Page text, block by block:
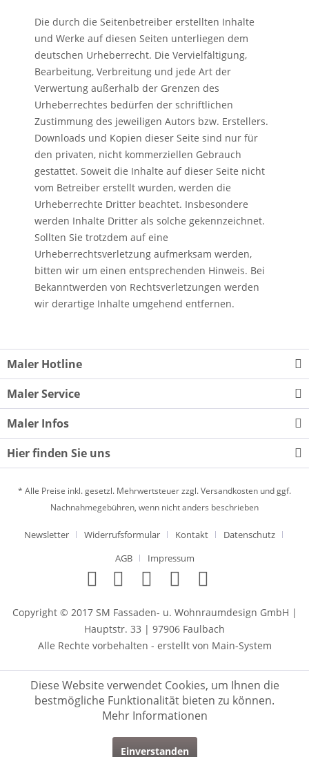
Die durch die Seitenbetreiber erstellten Inhalte
und Werke auf diesen Seiten unterliegen dem
deutschen Urheberrecht. Die Vervielfältigung,
Bearbeitung, Verbreitung und jede Art der
Verwertung außerhalb der Grenzen des
Urheberrechtes bedürfen der schriftlichen
Zustimmung des jeweiligen Autors bzw. Erstellers.
Downloads und Kopien dieser Seite sind nur für
den privaten, nicht kommerziellen Gebrauch
gestattet. Soweit die Inhalte auf dieser Seite nicht
vom Betreiber erstellt wurden, werden die
Urheberrechte Dritter beachtet. Insbesondere
werden Inhalte Dritter als solche gekennzeichnet.
Sollten Sie trotzdem auf eine
Urheberrechtsverletzung aufmerksam werden,
bitten wir um einen entsprechenden Hinweis. Bei
Bekanntwerden von Rechtsverletzungen werden
wir derartige Inhalte umgehend entfernen.
Maler Hotline
Maler Service
Maler Infos
Hier finden Sie uns
* Alle Preise inkl. gesetzl. Mehrwertsteuer zzgl.Versandkosten und ggf.
Nachnahmegebühren, wenn nicht anders beschrieben
Newsletter Widerrufsformular Kontakt
Datenschutz
AGB
Impressum
Copyright © 2017 SM Fassaden- u. Wohnraumdesign GmbH |
Hauptstr. 33 | 97906 Faulbach
Alle Rechte vorbehalten - erstellt von Main-System
Diese Website verwendet Cookies, um Ihnen die
bestmögliche Funktionalität bieten zu können.
Mehr Informationen
Einverstanden